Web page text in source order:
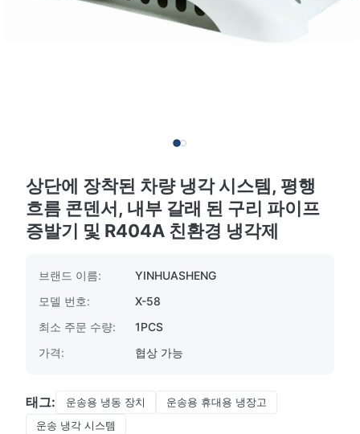
상단에 장착된 차량 냉각 시스템, 평행
흐름 콘덴서, 내부 갈래 된 구리 파이프
증발기 및 R404A 친환경 냉각제
브랜드 이름:
YINHUASHENG
모델 번호:
X-58
최소 주문 수량:
1PCS
가격:
협상 가능
태그: 운송용 냉동 장치
운송용 휴대용 냉장고
운송 냉각 시스템